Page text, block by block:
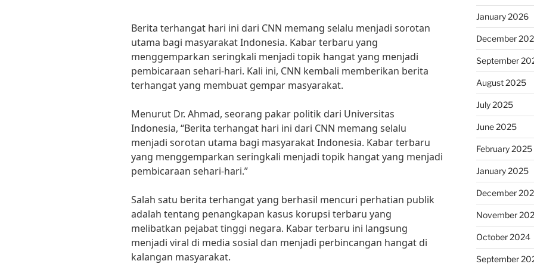
Berita terhangat hari ini dari CNN memang selalu menjadi sorotan
utama bagi masyarakat Indonesia. Kabar terbaru yang
menggemparkan seringkali menjadi topik hangat yang menjadi
pembicaraan sehari-hari. Kali ini, CNN kembali memberikan berita
terhangat yang membuat gempar masyarakat.
Menurut Dr. Ahmad, seorang pakar politik dari Universitas
Indonesia, “Berita terhangat hari ini dari CNN memang selalu
menjadi sorotan utama bagi masyarakat Indonesia. Kabar terbaru
yang menggemparkan seringkali menjadi topik hangat yang menjadi
pembicaraan sehari-hari.”
Salah satu berita terhangat yang berhasil mencuri perhatian publik
adalah tentang penangkapan kasus korupsi terbaru yang
melibatkan pejabat tinggi negara. Kabar terbaru ini langsung
menjadi viral di media sosial dan menjadi perbincangan hangat di
kalangan masyarakat.
January 2026
December
September
August 2025
July 2025
June 2025
February 2025
January 2025
December
November
October 2024
September